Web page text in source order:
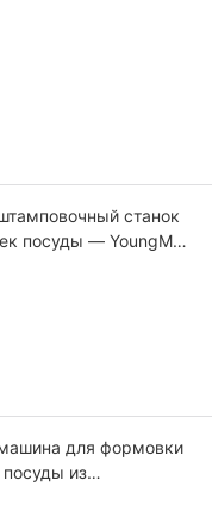
станок
посуды — YoungMax
для формовки
из